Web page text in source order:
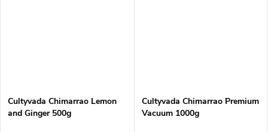
Cultyvada Chimarrao Lemon
and Ginger 500g
Cultyvada Chimarrao Premium
Vacuum 1000g